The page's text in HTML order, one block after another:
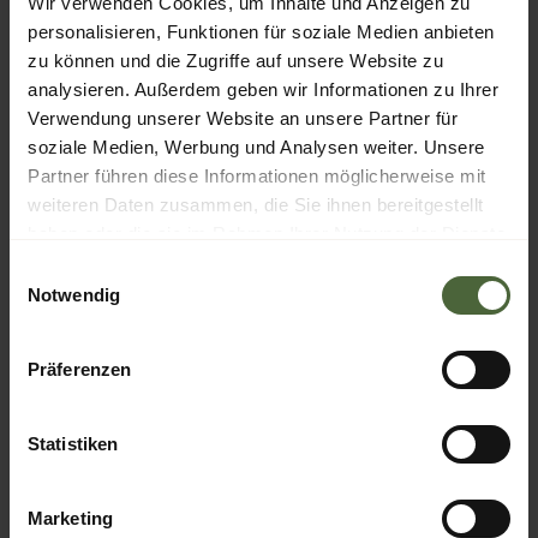
personalisieren, Funktionen für soziale Medien anbieten
zu können und die Zugriffe auf unsere Website zu
analysieren. Außerdem geben wir Informationen zu Ihrer
Verwendung unserer Website an unsere Partner für
soziale Medien, Werbung und Analysen weiter. Unsere
Partner führen diese Informationen möglicherweise mit
weiteren Daten zusammen, die Sie ihnen bereitgestellt
Notwendig
Präferenzen
Statistiken
Marketing
Schönangerstraße 6 b
94556 Neuschönau
Deutschland